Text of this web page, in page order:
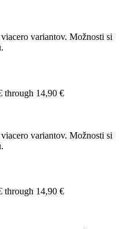
variantov. Možnosti si
through 14,90 €
variantov. Možnosti si
through 14,90 €